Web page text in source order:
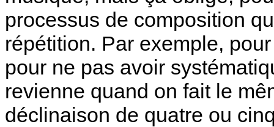
processus de composition
répétition. Par exemple,
pour ne pas avoir
revienne quand on fait le
déclinaison de quatre ou